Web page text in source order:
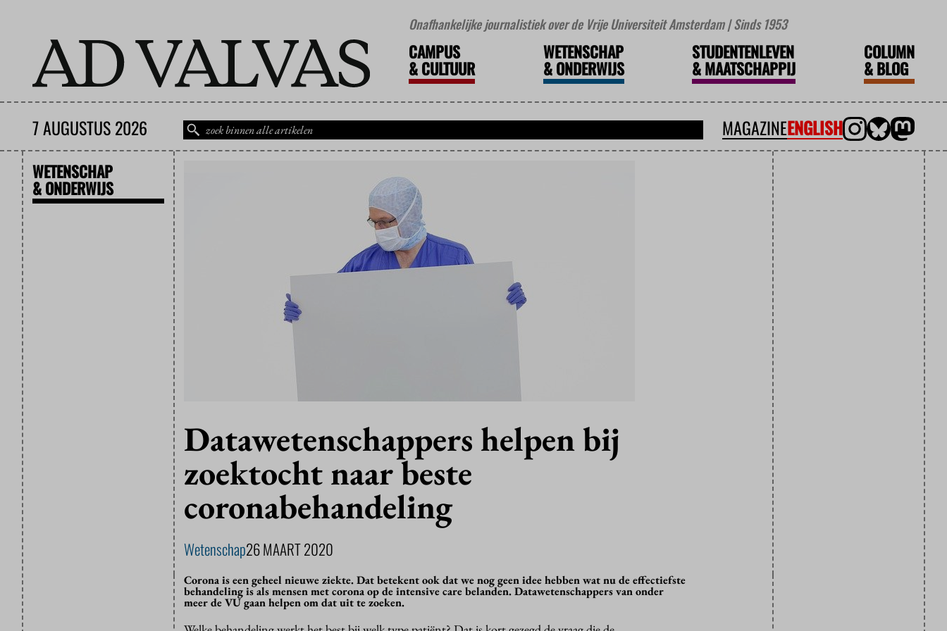
Onafhankelijke journalistiek over de Vrije Universiteit Amsterdam | Sinds 1953
CAMPUS
&CULTUUR
WETENSCHAP
&ONDERWIJS
STUDENTENLEVEN
&MAATSCHAPPIJ
COLUMN
&BLOG
7 AUGUSTUS 2026 MAGAZINEENGLISH
WETENSCHAP
& ONDERWIJS
Datawetenschappers helpen bij
zoektocht naar beste
coronabehandeling
Wetenschap26 MAART 2020
Corona is een geheel nieuwe ziekte. Dat betekent ook dat we nog geen idee hebben wat nu de effectiefste
behandeling is als mensen met corona op de intensive care belanden. Datawetenschappers van onder
meer de VU gaan helpen om dat uit te zoeken.